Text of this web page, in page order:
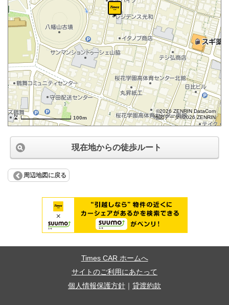
100m
©2026 ZENRIN DataCom
地図データ©2026 ZENRIN
現在地からの徒歩ルート
周辺地図に戻る
Times CAR ホームへ
サイトのご利用にあたって
個人情報保護方針
貸渡約款